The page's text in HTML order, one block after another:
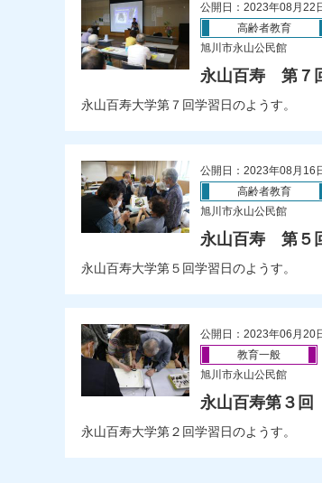
公開日：2023年08月22
高齢者教育
旭川市永山公民館
永山百寿 第７
永山百寿大学第７回学習日のようす。
公開日：2023年08月16
高齢者教育
旭川市永山公民館
永山百寿 第５
永山百寿大学第５回学習日のようす。
公開日：2023年06月20
教育一般
旭川市永山公民館
永山百寿第３
永山百寿大学第２回学習日のようす。